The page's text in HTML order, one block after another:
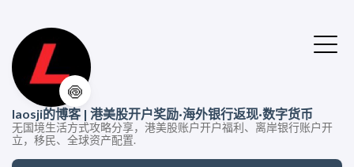
🍥
laosji的博客 | 港美股开户奖励·海外银行返现·数字货币
无国境生活方式攻略分享，港美股账户开户福利、离岸银行账户开
立，移民、全球资产配置.